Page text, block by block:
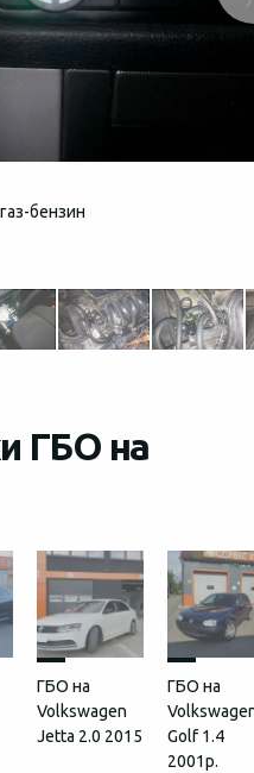
бензин
ГБО на
ГБО на
Volkswagen
Jetta 2.0 2015
ГБО на
Golf 1.4
2001р.